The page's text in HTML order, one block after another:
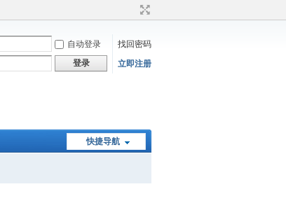
自动登录
找回密码
登录 立即注册
快捷导航